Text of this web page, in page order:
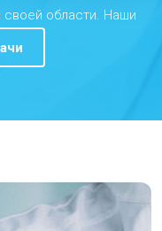
области. Наши